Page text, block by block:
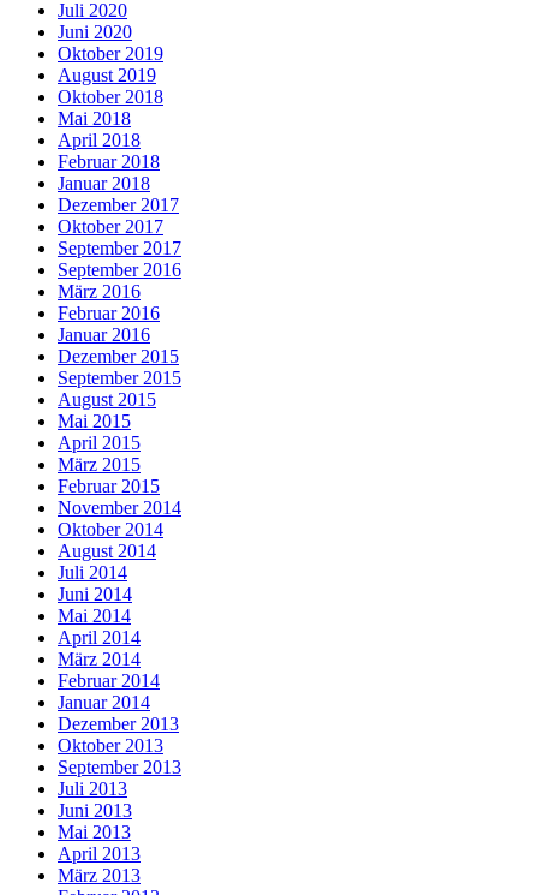
Juli 2020
Juni 2020
Oktober 2019
August 2019
Oktober 2018
Mai 2018
April 2018
Februar 2018
Januar 2018
Dezember 2017
Oktober 2017
September 2017
September 2016
März 2016
Februar 2016
Januar 2016
Dezember 2015
September 2015
August 2015
Mai 2015
April 2015
März 2015
Februar 2015
November 2014
Oktober 2014
August 2014
Juli 2014
Juni 2014
Mai 2014
April 2014
März 2014
Februar 2014
Januar 2014
Dezember 2013
Oktober 2013
September 2013
Juli 2013
Juni 2013
Mai 2013
April 2013
März 2013